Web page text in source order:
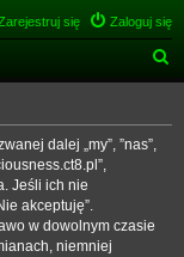
Zaloguj się
się
z
dalej „my”, ”nas”,
Jeśli ich nie
akceptuję”.
w dowolnym czasie
niemniej